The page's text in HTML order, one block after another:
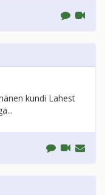
kundi Lahest